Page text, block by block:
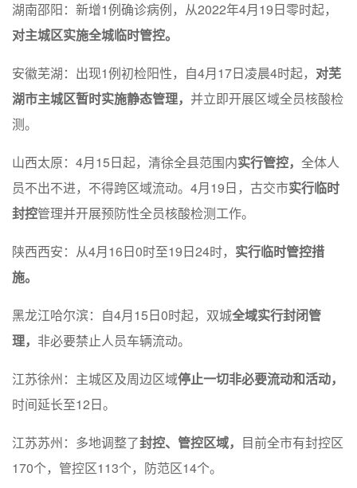
湖南邵阳：新增1例确诊病例，从2022年4月19日零时起，
对主城区实施全城临时管控。
安徽芜湖：出现1例初检阳性，自4月17日凌晨4时起， 对芜
湖市主城区暂时实施静态管理， 并立即开展区域全员核酸检
测。
山西太原：4月15日起，清徐全县范围内实行管控， 全体人
员不出不进，不得跨区域流动。4月19日，古交市实行临时
封控管理并开展预防性全员核酸检测工作。
陕西西安：从4月16日0时至19日24时， 实行临时管控措
施。
黑龙江哈尔滨：自4月15日0时起，双城全域实行封闭管
理， 非必要禁止人员车辆流动。
江苏徐州：主城区及周边区域停止一切非必要流动和活动，
时间延长至12日。
江苏苏州：多地调整了封控、管控区域， 目前全市有封控区
170个，管控区113个，防范区14个。